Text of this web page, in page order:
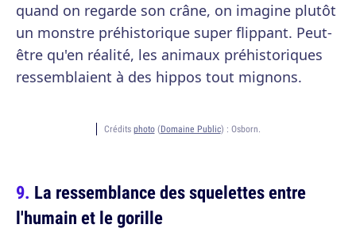
quand on regarde son crâne, on imagine plutôt
un monstre préhistorique super flippant. Peut-
être qu'en réalité, les animaux préhistoriques
ressemblaient à des hippos tout mignons.
Crédits photo(Domaine Public) : Osborn.
La ressemblance des squelettes entre
l'humain et le gorille